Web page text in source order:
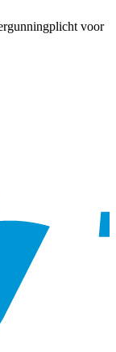
voor